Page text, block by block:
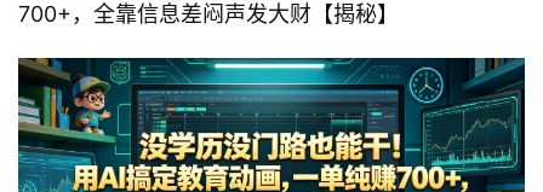
700+，全靠信息差闷声发大财【揭秘】